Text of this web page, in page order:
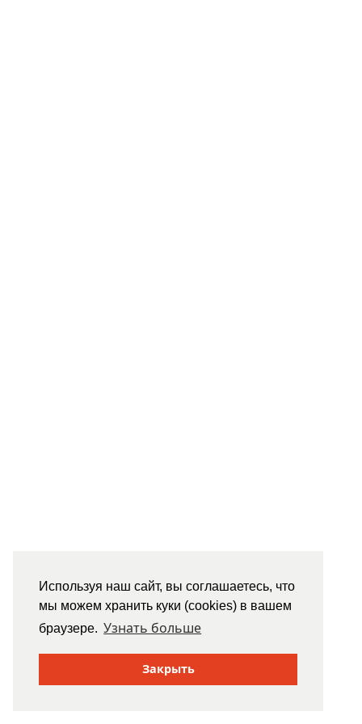
Используя наш сайт, вы соглашаетесь, что
мы можем хранить куки (cookies) в вашем
браузере. Узнать больше
Закрыть